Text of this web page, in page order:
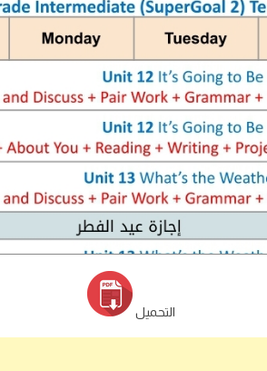
التحميل